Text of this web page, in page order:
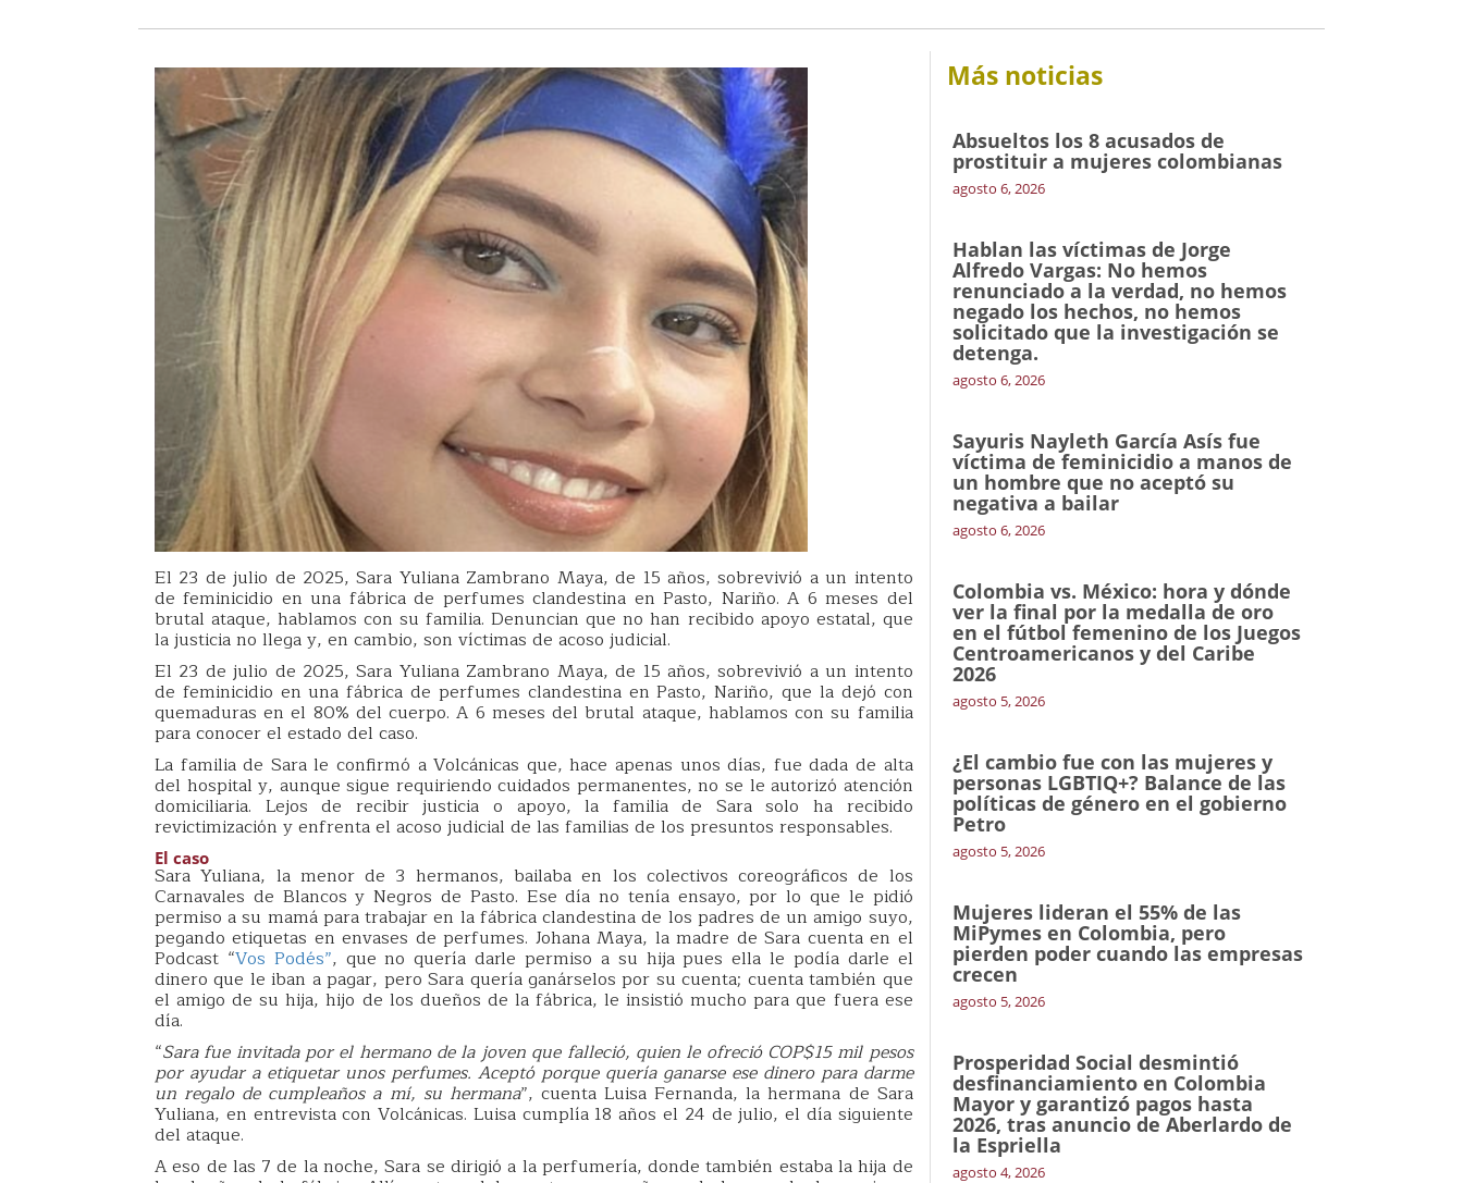
El 23 de julio de 2025, Sara Yuliana Zambrano Maya, de 15 años, sobrevivió a un intento
de feminicidio en una fábrica de perfumes clandestina en Pasto, Nariño. A 6 meses del
brutal ataque, hablamos con su familia. Denuncian que no han recibido apoyo estatal, que
la justicia no llega y, en cambio, son víctimas de acoso judicial.
El 23 de julio de 2025, Sara Yuliana Zambrano Maya, de 15 años, sobrevivió a un intento
de feminicidio en una fábrica de perfumes clandestina en Pasto, Nariño, que la dejó con
quemaduras en el 80% del cuerpo. A 6 meses del brutal ataque, hablamos con su familia
para conocer el estado del caso.
La familia de Sara le confirmó a Volcánicas que, hace apenas unos días, fue dada de alta
del hospital y, aunque sigue requiriendo cuidados permanentes, no se le autorizó atención
domiciliaria. Lejos de recibir justicia o apoyo, la familia de Sara solo ha recibido
revictimización y enfrenta el acoso judicial de las familias de los presuntos responsables.
El caso
Sara Yuliana, la menor de 3 hermanos, bailaba en los colectivos coreográficos de los
Carnavales de Blancos y Negros de Pasto. Ese día no tenía ensayo, por lo que le pidió
permiso a su mamá para trabajar en la fábrica clandestina de los padres de un amigo suyo,
pegando etiquetas en envases de perfumes. Johana Maya, la madre de Sara cuenta en el
Podcast “Vos Podés”, que no quería darle permiso a su hija pues ella le podía darle el
dinero que le iban a pagar, pero Sara quería ganárselos por su cuenta; cuenta también que
el amigo de su hija, hijo de los dueños de la fábrica, le insistió mucho para que fuera ese
día.
“Sara fue invitada por el hermano de la joven que falleció, quien le ofreció COP$15 mil pesos
por ayudar a etiquetar unos perfumes. Aceptó porque quería ganarse ese dinero para darme
un regalo de cumpleaños a mí, su hermana”, cuenta Luisa Fernanda, la hermana de Sara
Yuliana, en entrevista con Volcánicas. Luisa cumplía 18 años el 24 de julio, el día siguiente
del ataque.
A eso de las 7 de la noche, Sara se dirigió a la perfumería, donde también estaba la hija de
Más noticias
Absueltos los 8 acusados de
prostituir a mujeres colombianas
agosto 6, 2026
Hablan las víctimas de Jorge
Alfredo Vargas: No hemos
renunciado a la verdad, no hemos
negado los hechos, no hemos
solicitado que la investigación se
detenga.
agosto 6, 2026
Sayuris Nayleth García Asís fue
víctima de feminicidio a manos de
un hombre que no aceptó su
negativa a bailar
agosto 6, 2026
Colombia vs. México: hora y dónde
ver la final por la medalla de oro
en el fútbol femenino de los Juegos
Centroamericanos y del Caribe
2026
agosto 5, 2026
¿El cambio fue con las mujeres y
personas LGBTIQ+? Balance de las
políticas de género en el gobierno
Petro
agosto 5, 2026
Mujeres lideran el 55% de las
MiPymes en Colombia, pero
pierden poder cuando las empresas
crecen
agosto 5, 2026
Prosperidad Social desmintió
desfinanciamiento en Colombia
Mayor y garantizó pagos hasta
2026, tras anuncio de Aberlardo de
la Espriella
agosto 4, 2026